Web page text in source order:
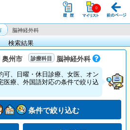
脳神経外科
検索結果
奥州市 脳神経外科
可、日曜・休日診療、女医、オン
医療、外国語対応の条件で絞り込
条件で絞り込む